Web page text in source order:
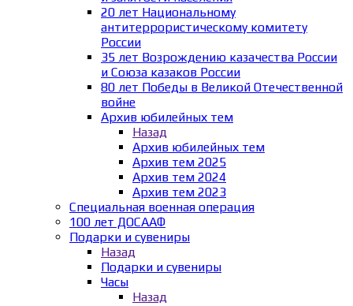
20 лет Национальному
антитеррористическому комитету
России
35 лет Возрождению казачества России
и Союза казаков России
80 лет Победы в Великой Отечественной
войне
Архив юбилейных тем
Назад
Архив юбилейных тем
Архив тем 2025
Архив тем 2024
Архив тем 2023
Специальная военная операция
100 лет ДОСААФ
Подарки и сувениры
Назад
Подарки и сувениры
Часы
Назад